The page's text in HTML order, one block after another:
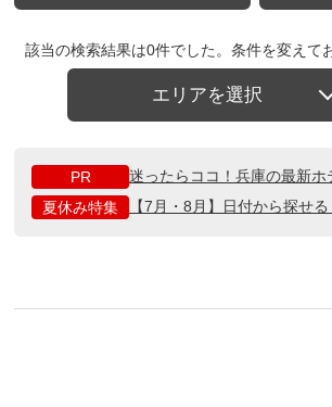
該当の検索結果は0件でした。条件を変えて
エリアを選択
PR
迷ったらココ！兵庫の最新
夏休み特集
【7月・8月】日付から探せ